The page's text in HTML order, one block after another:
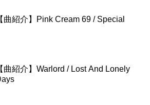
【曲紹介】Pink Cream 69 / Special
【曲紹介】Warlord / Lost And Lonely